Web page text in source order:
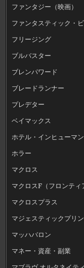
ファンタジー（映画）
ファンタスティック・
フリージング
ブルバスター
ブレンパワード
ブレードランナー
プレデター
ベイマックス
ホテル・インヒューマ
ホラー
マクロス
マクロスF（フロンティ
マクロスプラス
マジェスティックプリ
マッハバロン
マネー・資産・副業